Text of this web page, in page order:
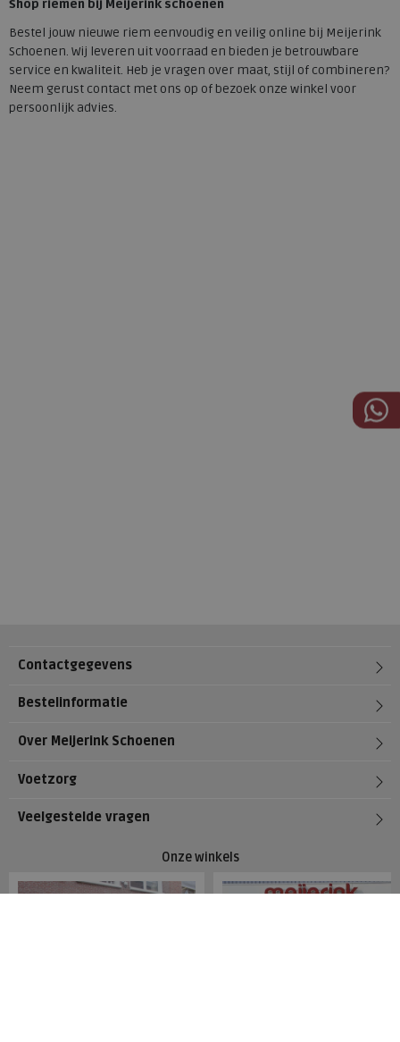
Shop riemen bij Meijerink schoenen
Bestel jouw nieuwe riem eenvoudig en veilig online bij Meijerink
Schoenen. Wij leveren uit voorraad en bieden je betrouwbare
service en kwaliteit. Heb je vragen over maat, stijl of combineren?
Neem gerust contact met ons op of bezoek onze winkel voor
persoonlijk advies.
Contactgegevens
Bestelinformatie
Over Meijerink Schoenen
Voetzorg
Veelgestelde vragen
Onze winkels